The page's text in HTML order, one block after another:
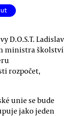
D.O.S.T. Ladislav
ministra školství
rozpočet,
unie se bude
jako jeden